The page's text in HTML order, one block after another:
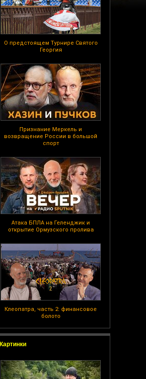
О предстоящем Турнире Святого
Георгия
Признание Меркель и
возвращение России в большой
спорт
Атака БПЛА на Геленджик и
открытие Ормузского пролива
Клеопатра, часть 2: финансовое
болото
Картинки